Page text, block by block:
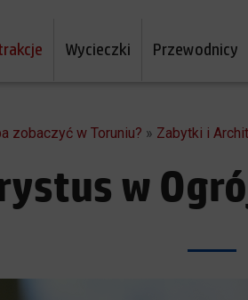
Wycieczki Przewodnicy
zobaczyć w Toruniu? » Zabytki i
w